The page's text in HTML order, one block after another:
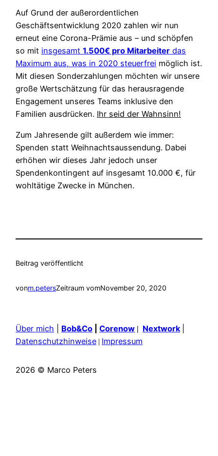
Auf Grund der außerordentlichen
Geschäftsentwicklung 2020 zahlen wir nun
erneut eine Corona-Prämie aus – und schöpfen
so mit insgesamt 1.500€ pro Mitarbeiter das
Maximum aus, was in 2020 steuerfrei möglich ist.
Mit diesen Sonderzahlungen möchten wir unsere
große Wertschätzung für das herausragende
Engagement unseres Teams inklusive den
Familien ausdrücken. Ihr seid der Wahnsinn!
Zum Jahresende gilt außerdem wie immer:
Spenden statt Weihnachtsaussendung. Dabei
erhöhen wir dieses Jahr jedoch unser
Spendenkontingent auf insgesamt 10.000 €, für
wohltätige Zwecke in München.
Beitrag veröffentlicht
vonm.petersZeitraum vomNovember 20, 2020
Über mich Bob&Co Corenow | Nextwork
Datenschutzhinweise | Impressum
2026 © Marco Peters